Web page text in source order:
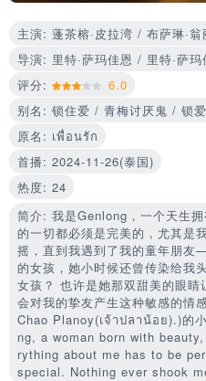
主演: 蓬茶榕·皮拉湾 / 布萨琳·
导演: 里特·萨玛佳恩 / 里特·萨
评分:
6.0
别名: 锁住爱 / 青梅讨厌鬼 / 锁
原名: เพื่อนรัก
首播: 2024-11-26(泰国)
热度: 24
简介: 我是Genlong，一个天生
的一切都必须是完美的，尤其是
摇，直到我遇到了我的童年朋
的女孩，她小时候还曾传染给我
女孩？ 也许是她那双甜美的眼睛
会对我的挚友产生这种敏感的情
Chao Planoy(เจ้าปลาน้อย).)的
ng, a woman born with
rything about me has to be
special. Nothing ever shook